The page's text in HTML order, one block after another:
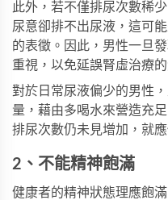
此外，若不僅排尿次數稀
尿意卻排不出尿液，這可
的表徵。因此，男性一旦
重視，以免延誤腎虛治療的
對於日常尿液偏少的男性
量，藉由多喝水來營造充
排尿次數仍未見增加，就
2、不能精神飽滿
健康者的精神狀態理應飽